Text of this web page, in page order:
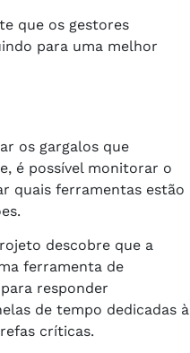
que os gestores
para uma melhor
os gargalos que
é possível monitorar o
quais ferramentas estão
descobre que a
ferramenta de
responder
de tempo dedicadas à
críticas.